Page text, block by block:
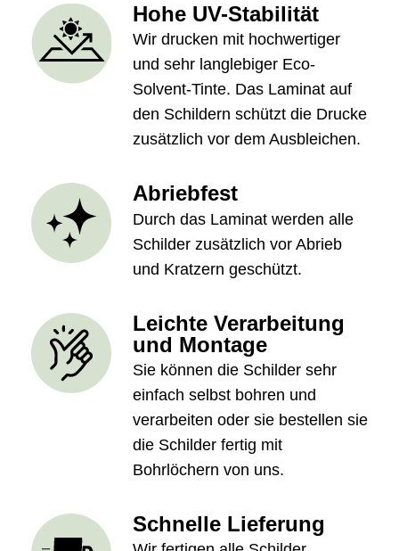
Hohe UV-Stabilität
Wir drucken mit hochwertiger
und sehr langlebiger Eco-
Solvent-Tinte. Das Laminat auf
den Schildern schützt die Drucke
zusätzlich vor dem Ausbleichen.
Abriebfest
Durch das Laminat werden alle
Schilder zusätzlich vor Abrieb
und Kratzern geschützt.
Leichte Verarbeitung
und Montage
Sie können die Schilder sehr
einfach selbst bohren und
verarbeiten oder sie bestellen sie
die Schilder fertig mit
Bohrlöchern von uns.
Schnelle Lieferung